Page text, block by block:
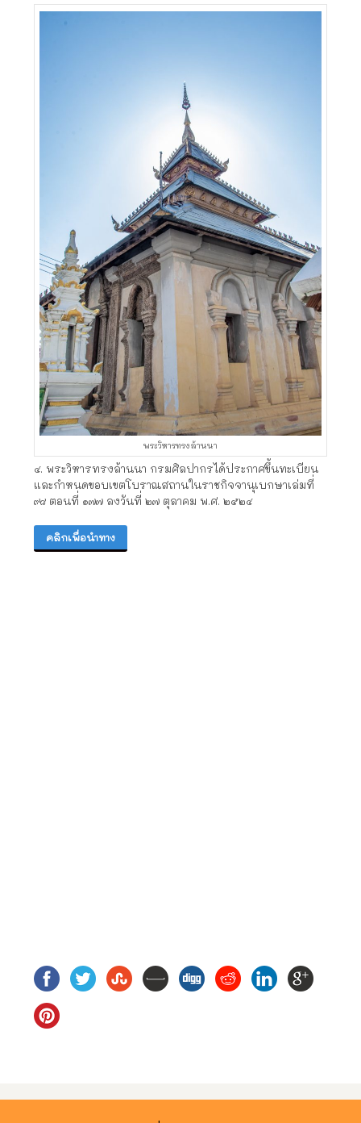
พระวิหารทรงล้านนา
๔. พระวิหารทรงล้านนา กรมศิลปากรได้ประกาศขึ้นทะเบียน
และกำหนดขอบเขตโบราณสถานในราชกิจจานุเบกษาเล่มที่
๙๘ ตอนที่ ๑๗๗ ลงวันที่ ๒๗ ตุลาคม พ.ศ. ๒๕๒๔
คลิกเพื่อนำทาง